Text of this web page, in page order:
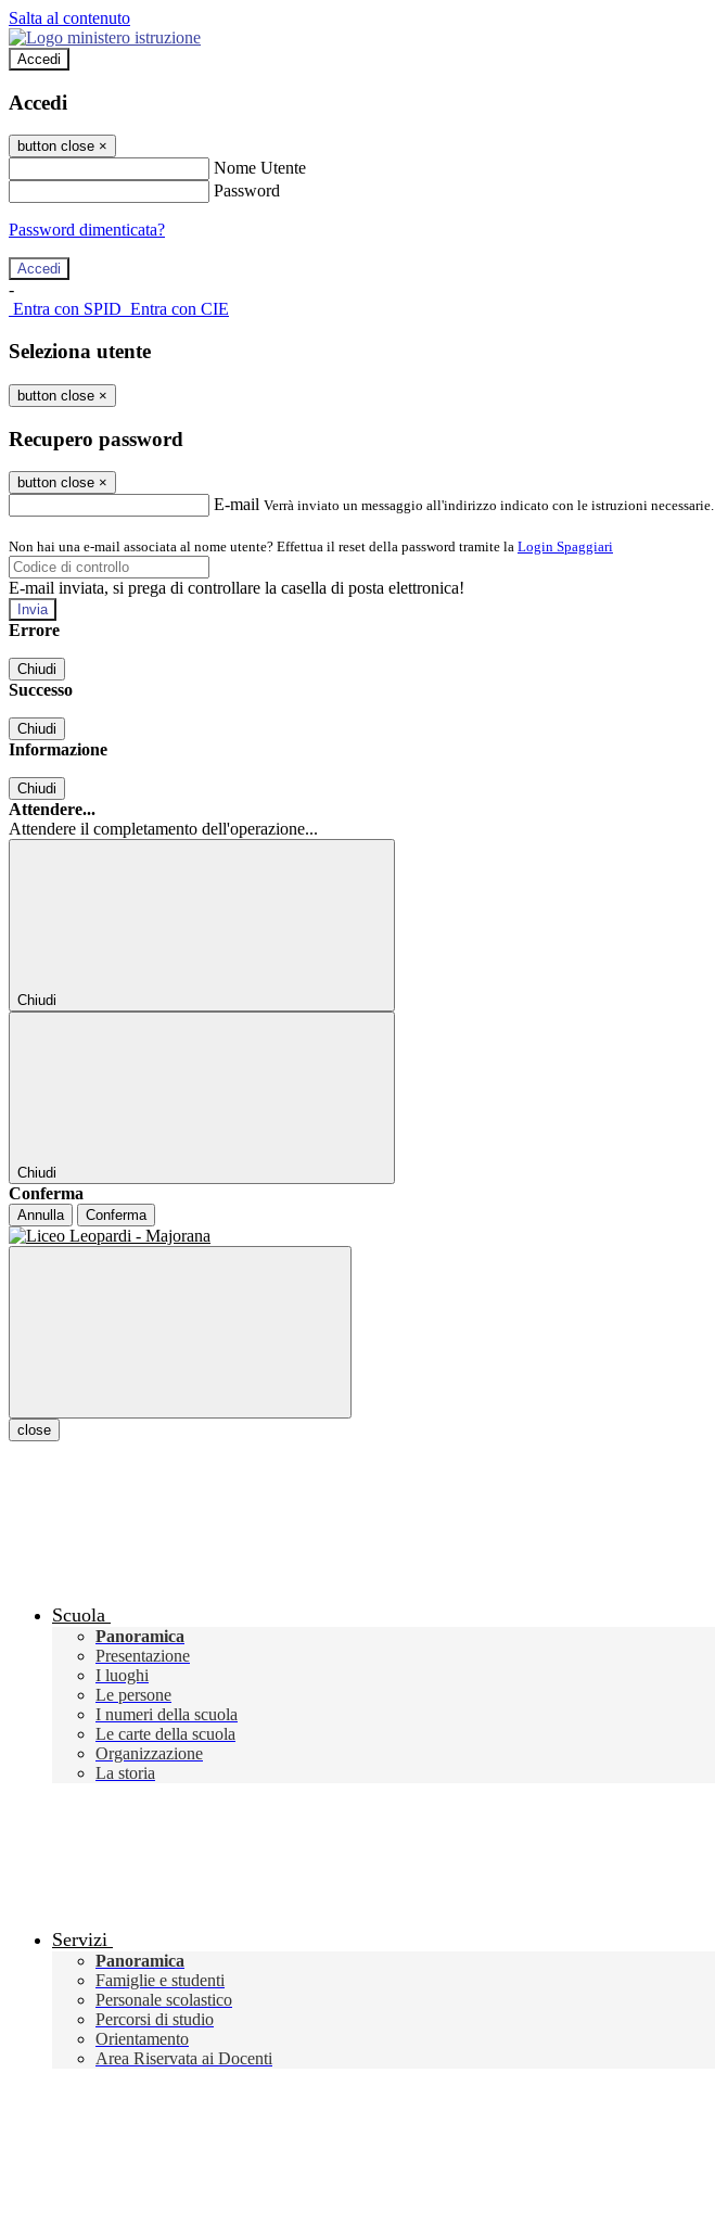
Salta al contenuto
Accedi
Accedi
button close ×
Nome Utente
Password
Password dimenticata?
-
Entra con SPID Entra con CIE
Seleziona utente
button close ×
Recupero password
button close ×
E-mail Verrà inviato un messaggio all'indirizzo indicato con le istruzioni necessarie.
Non hai una e-mail associata al nome utente? Effettua il reset della password tramite la Login Spaggiari
E-mail inviata, si prega di controllare la casella di posta elettronica!
Errore
Chiudi
Successo
Chiudi
Informazione
Chiudi
Attendere...
Attendere il completamento dell'operazione...
Chiudi
Chiudi
Conferma
Annulla Conferma
close
Scuola
Panoramica
Presentazione
I luoghi
Le persone
I numeri della scuola
Le carte della scuola
Organizzazione
La storia
Servizi
Panoramica
Famiglie e studenti
Personale scolastico
Percorsi di studio
Orientamento
Area Riservata ai Docenti